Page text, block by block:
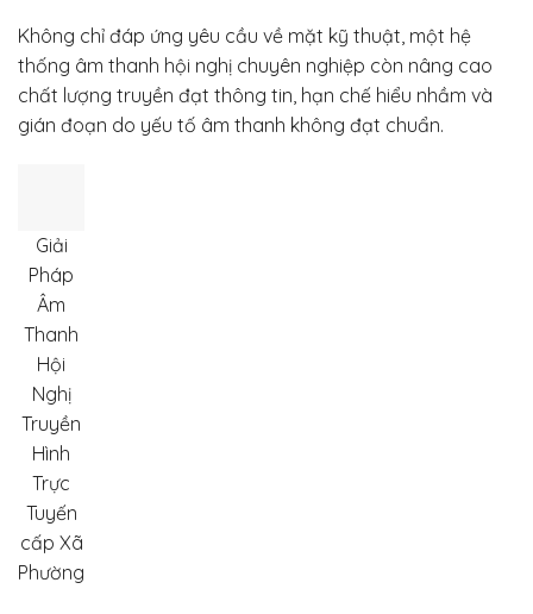
Không chỉ đáp ứng yêu cầu về mặt kỹ thuật, một hệ
thống âm thanh hội nghị chuyên nghiệp còn nâng cao
chất lượng truyền đạt thông tin, hạn chế hiểu nhầm và
gián đoạn do yếu tố âm thanh không đạt chuẩn.
Giải
Pháp
Âm
Thanh
Hội
Nghị
Truyền
Hình
Trực
Tuyến
cấp Xã
Phường